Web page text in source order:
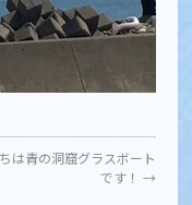
は青の洞窟グラスボート
です！ →